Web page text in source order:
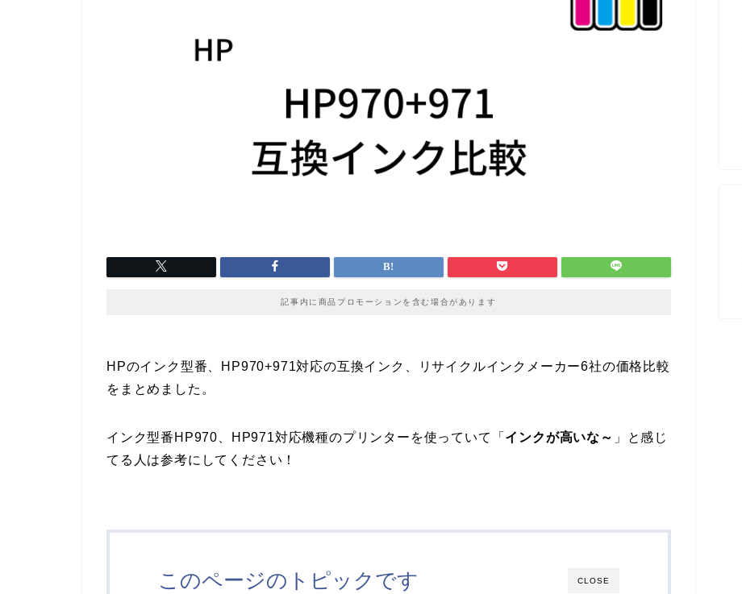
記事内に商品プロモーションを含む場合があります
HPのインク型番、HP970+971対応の互換インク、リサイクルインクメーカー6社の価格比較
をまとめました。
インク型番HP970、HP971対応機種のプリンターを使っていて「 インクが高いな～ 」と感じ
てる人は参考にしてください！
CLOSE
このページのトピックです